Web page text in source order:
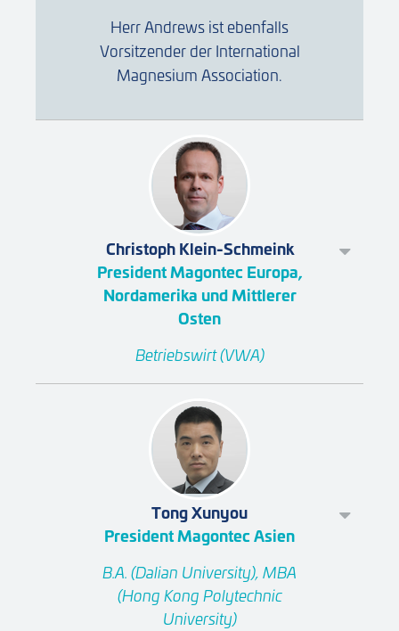
Herr Andrews ist ebenfalls
Vorsitzender der International
Magnesium Association.
Christoph Klein-Schmeink
President Magontec Europa,
Nordamerika und Mittlerer
Osten
Betriebswirt (VWA)
Tong Xunyou
President Magontec Asien
B.A. (Dalian University), MBA
(Hong Kong Polytechnic
University)